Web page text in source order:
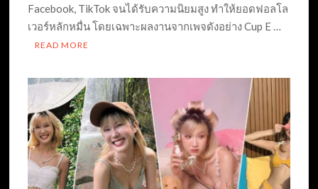
Facebook, TikTok จนได้รับความนิยมสูง ทำให้ยอดฟอลโล
เวอร์หลักหมื่น โดยเฉพาะผลงานจากเพจดังอย่าง Cup E …
READ MORE